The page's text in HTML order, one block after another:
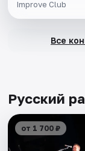
Improve Club
Все
Русский
от 1 700 ₽